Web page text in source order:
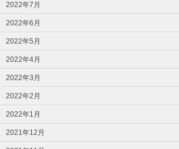
2022年7月
2022年6月
2022年5月
2022年4月
2022年3月
2022年2月
2022年1月
2021年12月